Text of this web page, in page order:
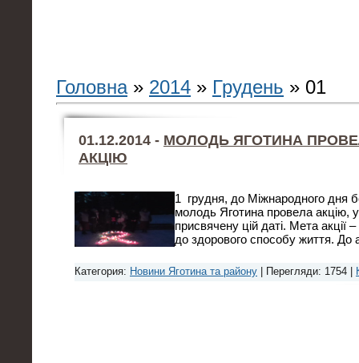
Головна» 2014 » Грудень » 01
01.12.2014 - МОЛОДЬ ЯГОТИНА
АКЦІЮ
1 грудня, до Міжнародного дня
молодь Яготина провела
присвячену цій даті. Мета акції
до здорового способу життя. До
Категория: Новини Яготина та району | Перегляди: 1754 |